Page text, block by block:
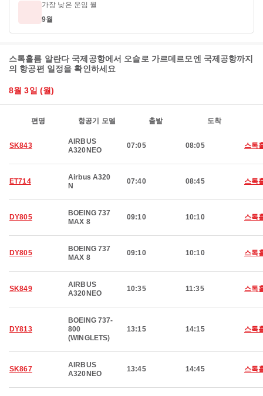
가장 낮은 운임 월
9월
스톡홀름 알란다 국제공항에서 오슬로 가르데르모엔 국제공항까지
의 항공편 일정을 확인하세요
8월 3일 (월)
편명 항공기 모델 출발 도착
SK843
AIRBUS
A320NEO
07:05 08:05 스톡
ET714
Airbus A320
N
07:40 08:45 스톡
DY805
BOEING 737
MAX 8
09:10 10:10 스톡
DY805
BOEING 737
MAX 8
09:10 10:10 스톡
SK849
AIRBUS
A320NEO
10:35 11:35 스톡
DY813
BOEING 737-
800
(WINGLETS)
13:15 14:15 스톡
SK867
AIRBUS
A320NEO
13:45 14:45 스톡